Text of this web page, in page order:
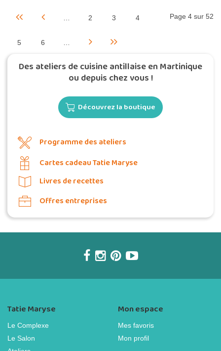
Page 4 sur 52
2 3 4
5 6
Des ateliers de cuisine antillaise en Martinique
ou depuis chez vous !
Découvrez la boutique
Programme des ateliers
Cartes cadeau Tatie Maryse
Livres de recettes
Offres entreprises
Tatie Maryse
Le Complexe
Le Salon
Mon espace
Mes favoris
Mon profil